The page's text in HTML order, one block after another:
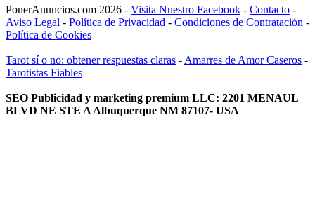
PonerAnuncios.com 2026 - Visita Nuestro Facebook - Contacto -
Aviso Legal - Política de Privacidad - Condiciones de Contratación -
Política de Cookies
Tarot sí o no: obtener respuestas claras - Amarres de Amor Caseros -
Tarotistas Fiables
SEO Publicidad y marketing premium LLC: 2201 MENAUL
BLVD NE STE A Albuquerque NM 87107- USA